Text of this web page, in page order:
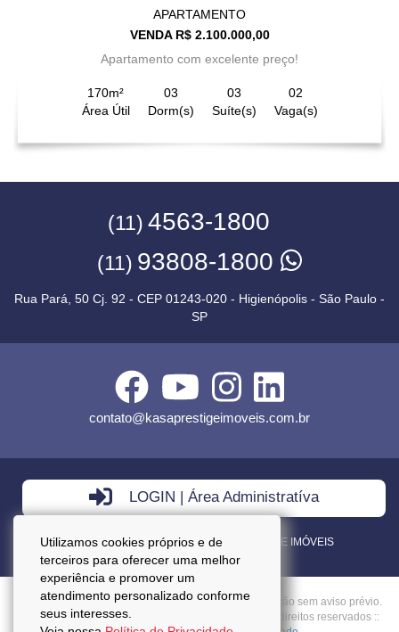
Utilizamos cookies próprios e de
terceiros para oferecer uma melhor
experiência e promover um
atendimento personalizado conforme
seus interesses.
APARTAMENTO
VENDA R$ 2.100.000,00
Apartamento com excelente preço!
170m²
Área Útil
03
Dorm(s)
03
Suíte(s)
02
Vaga(s)
(11) 4563-1800
(11) 93808-1800
Rua Pará, 50 Cj. 92 - CEP 01243-020 - Higienópolis - São Paulo -
SP
contato@kasaprestigeimoveis.com.br
LOGIN | Área Administratíva
VENDA - LOCAÇÃO - ADMINISTRAÇÃO DE IMÓVEIS
Preços mencionados neste site estão sujeitos a alteração sem aviso prévio.
Copyright © 2026 - Kasa Prestige Imoveis :: Todos os direitos reservados ::